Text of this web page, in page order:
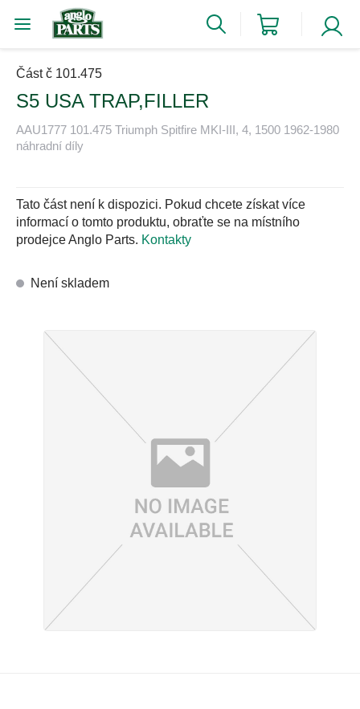
Část č 101.475
S5 USA TRAP,FILLER
AAU1777 101.475 Triumph Spitfire MKI-III, 4, 1500 1962-1980
náhradní díly
Tato část není k dispozici. Pokud chcete získat více
informací o tomto produktu, obraťte se na místního
prodejce Anglo Parts. Kontakty
Není skladem